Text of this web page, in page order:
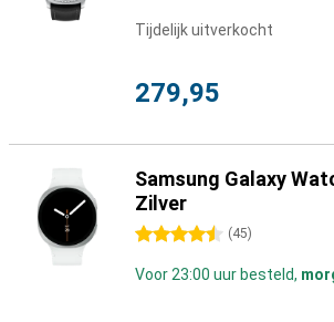
Tijdelijk uitverkocht
279,95
Samsung Galaxy
Zilver
4.5 sterren (45)
Voor 23:00 uur besteld,